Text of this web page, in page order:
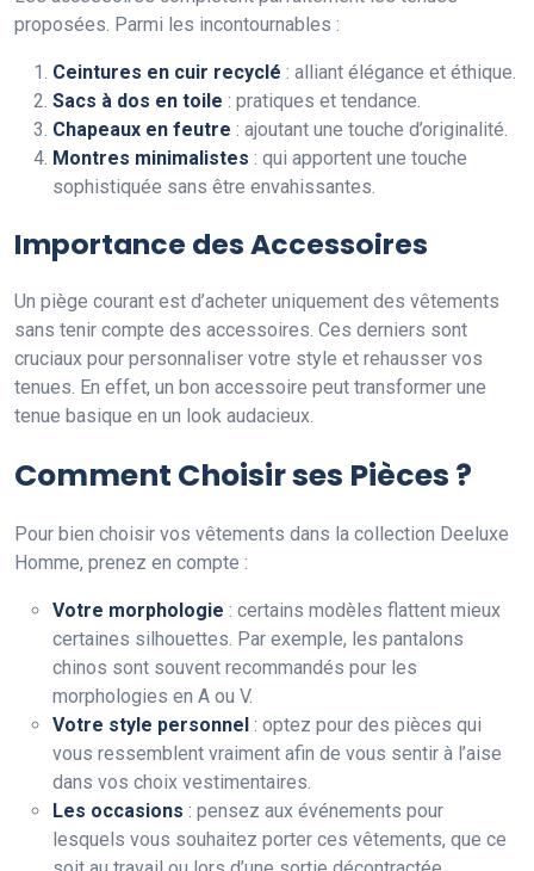
proposées. Parmi les incontournables :
Ceintures en cuir recyclé : alliant élégance et éthique.
Sacs à dos en toile : pratiques et tendance.
Chapeaux en feutre : ajoutant une touche d’originalité.
Montres minimalistes : qui apportent une touche
sophistiquée sans être envahissantes.
Importance des Accessoires
Un piège courant est d’acheter uniquement des vêtements
sans tenir compte des accessoires. Ces derniers sont
cruciaux pour personnaliser votre style et rehausser vos
tenues. En effet, un bon accessoire peut transformer une
tenue basique en un look audacieux.
Comment Choisir ses Pièces ?
Pour bien choisir vos vêtements dans la collection Deeluxe
Homme, prenez en compte :
Votre morphologie : certains modèles flattent mieux
certaines silhouettes. Par exemple, les pantalons
chinos sont souvent recommandés pour les
morphologies en A ou V.
Votre style personnel : optez pour des pièces qui
vous ressemblent vraiment afin de vous sentir à l’aise
dans vos choix vestimentaires.
Les occasions : pensez aux événements pour
lesquels vous souhaitez porter ces vêtements, que ce